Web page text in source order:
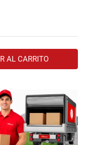
AL CARRITO